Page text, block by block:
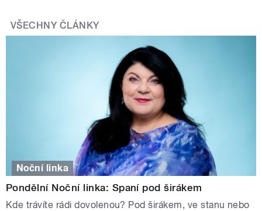
VŠECHNY ČLÁNKY
Noční linka
Pondělní Noční linka: Spaní pod širákem
Kde trávíte rádi dovolenou? Pod širákem, ve stanu nebo